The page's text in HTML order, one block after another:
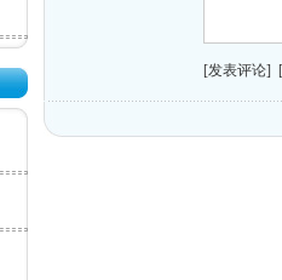
[发表评论]